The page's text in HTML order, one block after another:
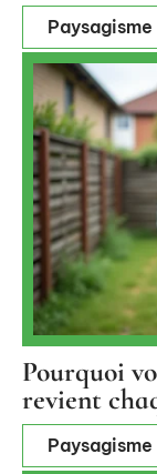
Paysagisme
Pourquoi
revient
Paysagisme